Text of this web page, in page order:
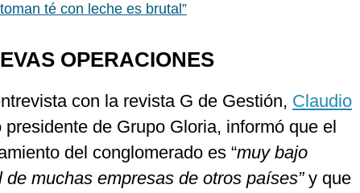
té con leche es brutal”
OPERACIONES
con la revista G de Gestión, Claudio
presidente de Grupo Gloria, informó que el
del conglomerado es “muy bajo
muchas empresas de otros países”y que